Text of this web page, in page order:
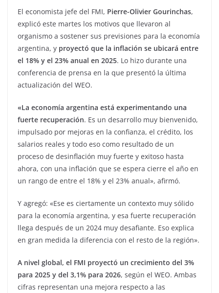
El economista jefe del FMI, Pierre-Olivier Gourinchas,
explicó este martes los motivos que llevaron al
organismo a sostener sus previsiones para la economía
argentina, y proyectó que la inflación se ubicará entre
el 18% y el 23% anual en 2025. Lo hizo durante una
conferencia de prensa en la que presentó la última
actualización del WEO.
«La economía argentina está experimentando una
fuerte recuperación. Es un desarrollo muy bienvenido,
impulsado por mejoras en la confianza, el crédito, los
salarios reales y todo eso como resultado de un
proceso de desinflación muy fuerte y exitoso hasta
ahora, con una inflación que se espera cierre el año en
un rango de entre el 18% y el 23% anual», afirmó.
Y agregó: «Ese es ciertamente un contexto muy sólido
para la economía argentina, y esa fuerte recuperación
llega después de un 2024 muy desafiante. Eso explica
en gran medida la diferencia con el resto de la región».
A nivel global, el FMI proyectó un crecimiento del 3%
para 2025 y del 3,1% para 2026, según el WEO. Ambas
cifras representan una mejora respecto a las